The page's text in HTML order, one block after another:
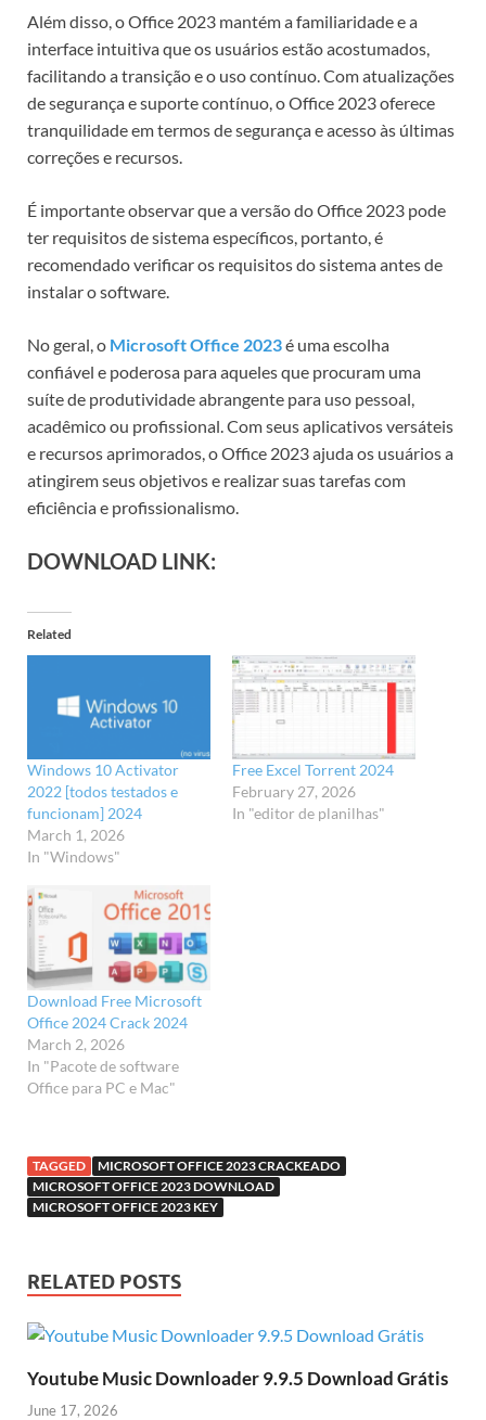
Além disso, o Office 2023 mantém a familiaridade e a
interface intuitiva que os usuários estão acostumados,
facilitando a transição e o uso contínuo. Com atualizações
de segurança e suporte contínuo, o Office 2023 oferece
tranquilidade em termos de segurança e acesso às últimas
correções e recursos.
É importante observar que a versão do Office 2023 pode
ter requisitos de sistema específicos, portanto, é
recomendado verificar os requisitos do sistema antes de
instalar o software.
No geral, o Microsoft Office 2023é uma escolha
confiável e poderosa para aqueles que procuram uma
suíte de produtividade abrangente para uso pessoal,
acadêmico ou profissional. Com seus aplicativos versáteis
e recursos aprimorados, o Office 2023 ajuda os usuários a
atingirem seus objetivos e realizar suas tarefas com
eficiência e profissionalismo.
DOWNLOAD LINK:
Related
Windows 10 Activator
2022 [todos testados e
funcionam] 2024
March 1, 2026
In "Windows"
Free Excel Torrent 2024
February 27, 2026
In "editor de planilhas"
Download Free Microsoft
Office 2024 Crack 2024
March 2, 2026
In "Pacote de software
Office para PC e Mac"
TAGGED
MICROSOFT OFFICE 2023 CRACKEADO
MICROSOFT OFFICE 2023 DOWNLOAD
MICROSOFT OFFICE 2023 KEY
RELATED POSTS
Youtube Music Downloader 9.9.5 Download Grátis
June 17, 2026